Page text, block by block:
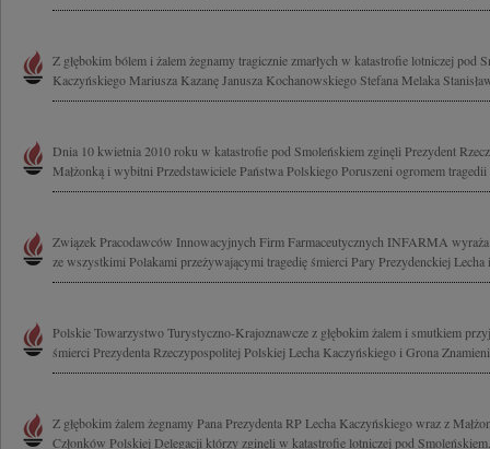
Z głębokim bólem i żalem żegnamy tragicznie zmarłych w katastrofie lotniczej pod
Kaczyńskiego Mariusza Kazanę Janusza Kochanowskiego Stefana Melaka
Dnia 10 kwietnia 2010 roku w katastrofie pod Smoleńskiem zginęli Prezydent
Małżonką i wybitni Przedstawiciele Państwa Polskiego Poruszeni ogromem tragedii
Związek Pracodawców Innowacyjnych Firm Farmaceutycznych INFARMA wyraża
ze wszystkimi Polakami przeżywającymi tragedię śmierci Pary Prezydenckiej
Polskie Towarzystwo Turystyczno-Krajoznawcze z głębokim żalem i smutkiem
śmierci Prezydenta Rzeczypospolitej Polskiej Lecha Kaczyńskiego i Grona
Z głębokim żalem żegnamy Pana Prezydenta RP Lecha Kaczyńskiego wraz z
Członków Polskiej Delegacji którzy zginęli w katastrofie lotniczej pod